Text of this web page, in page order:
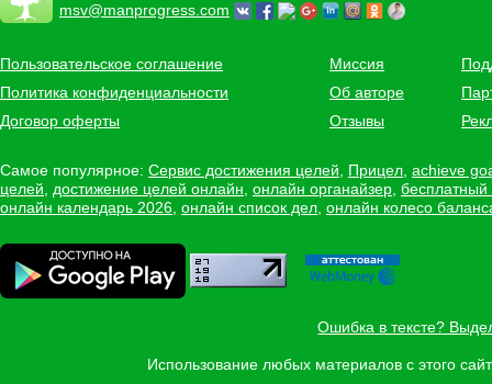
msv@manprogress.com
Пользовательское соглашение
Политика конфиденциальности
Договор оферты
Миссия
Об авторе
Отзывы
Самое популярное: Сервис достижения целей Прицел achieve
целей
достижение целей онлайн онлайн органайзер
онлайн календарь 2026 онлайн список дел онлайн колесо
Ошибка в тексте?
Использование любых материалов с этого